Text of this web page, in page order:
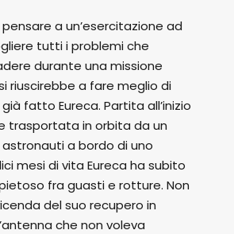
a un’esercitazione ad
tutti i problemi che
durante una missione
riuscirebbe a fare meglio di
fatto Eureca. Partita all’inizio
trasportata in orbita da un
a bordo di uno
mesi di vita Eureca ha subito
fra guasti e rotture. Non
del suo recupero in
che non voleva